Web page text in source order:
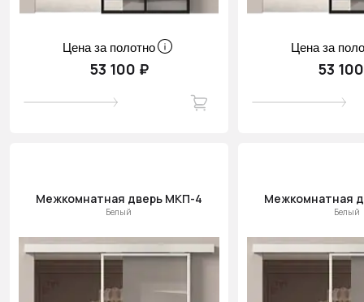
Цена за полотно
53 100 ₽
Цена за
53
Межкомнатная дверь МКП-4
Белый
Межкомнатная
Белый